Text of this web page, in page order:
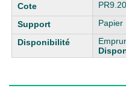
Papier